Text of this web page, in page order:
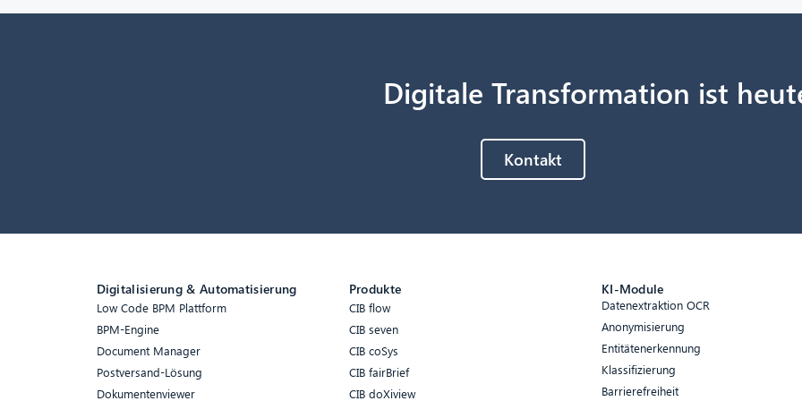
Digitale Transformation ist
Kontakt
Digitalisierung & Automatisierung
Low Code BPM Plattform
BPM-Engine
Document Manager
Postversand-Lösung
Dokumentenviewer
Produkte
CIB flow
CIB seven
CIB coSys
CIB fairBrief
CIB doXiview
KI-Module
Datenextraktion OCR
Anonymisierung
Entitätenerkennung
Klassifizierung
Barrierefreiheit